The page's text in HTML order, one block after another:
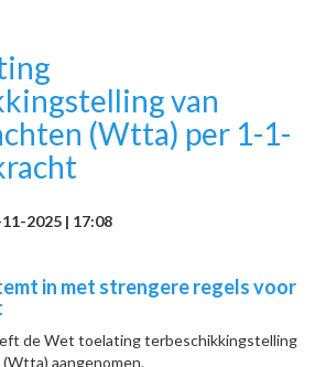
van
(Wtta) per 1-1-
2025 | 17:08
in met strengere regels voor
de Wet toelating terbeschikkingstelling
aangenomen.